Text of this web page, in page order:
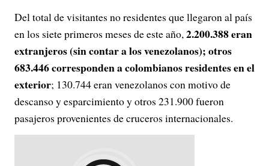
Del total de visitantes no residentes que llegaron al país
en los siete primeros meses de este año,2.200.388 eran
extranjeros (sin contar a los venezolanos); otros
683.446 corresponden a colombianos residentes en el
exterior; 130.744 eran venezolanos con motivo de
descanso y esparcimiento y otros 231.900 fueron
pasajeros provenientes de cruceros internacionales.